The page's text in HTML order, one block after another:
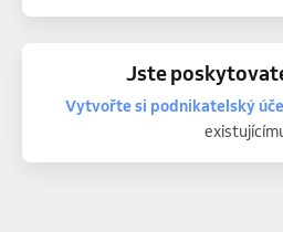
Jste
Vytvořte si podnikatelský